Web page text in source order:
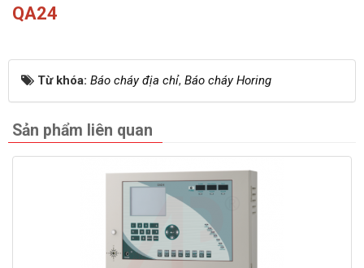
QA24
Từ khóa: Báo cháy địa chỉ, Báo cháy Horing
Sản phẩm liên quan